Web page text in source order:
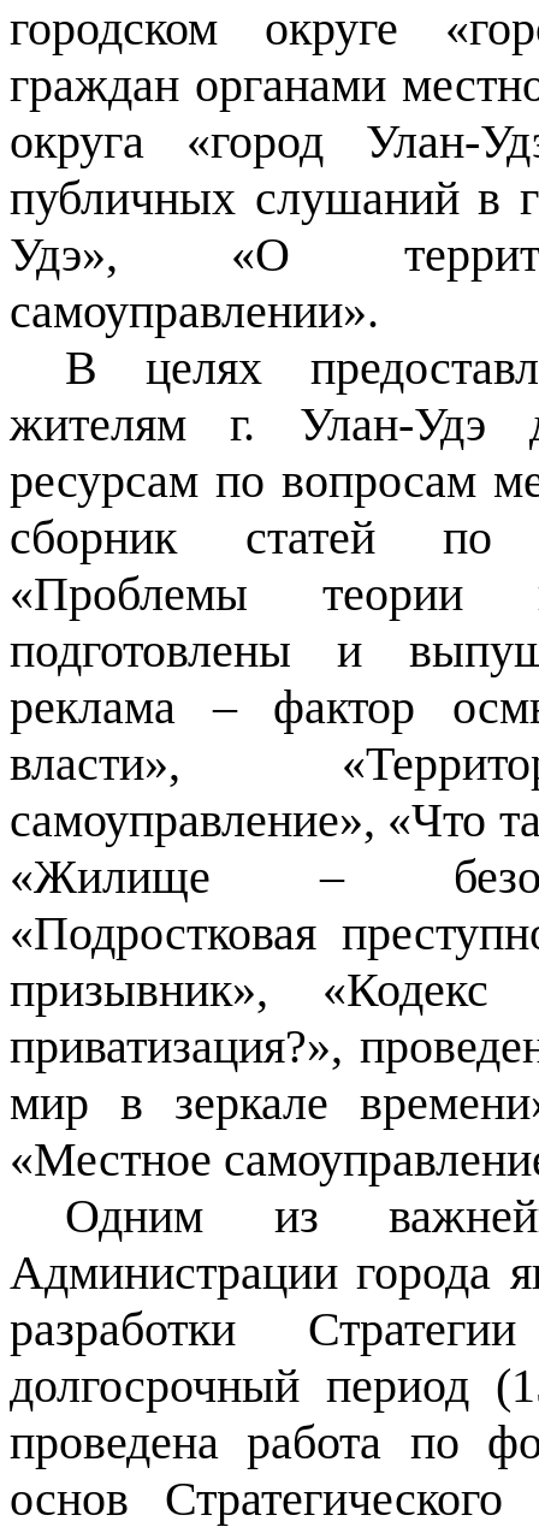
городском округе
граждан органами
округа «город Улан-
публичных слушаний в
Удэ», «О
самоуправлении».
В целях
жителям г. Улан-Удэ
ресурсам по вопросам
сборник статей по
«Проблемы теории
подготовлены и
реклама – фактор
власти»,
самоуправление», «Что
«Жилище –
«Подростковая
призывник», «Кодекс
приватизация?»,
мир в зеркале
«Местное
Одним из
Администрации города
разработки
долгосрочный период
проведена работа по
основ